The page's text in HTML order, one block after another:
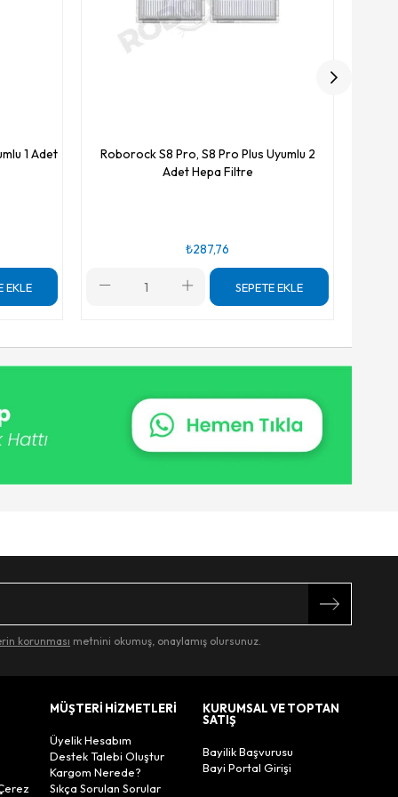
1 Adet
EKLE
Roborock S8 Pro, S8 Pro Plus Uyumlu 2
Adet Hepa Filtre
₺287,76
SEPETE EKLE
korunması metnini okumuş, onaylamış olursunuz.
MÜŞTERİ HİZMETLERİ
Üyelik Hesabım
Destek Talebi Oluştur
Kargom Nerede?
Sıkça Sorulan Sorular
KURUMSAL VE TOPTAN
SATIŞ
Bayilik Başvurusu
Bayi Portal Girişi